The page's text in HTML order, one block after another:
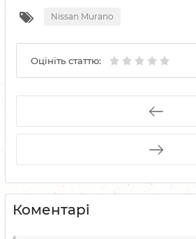
Nissan Murano
Оцініть статтю:
Коментарі